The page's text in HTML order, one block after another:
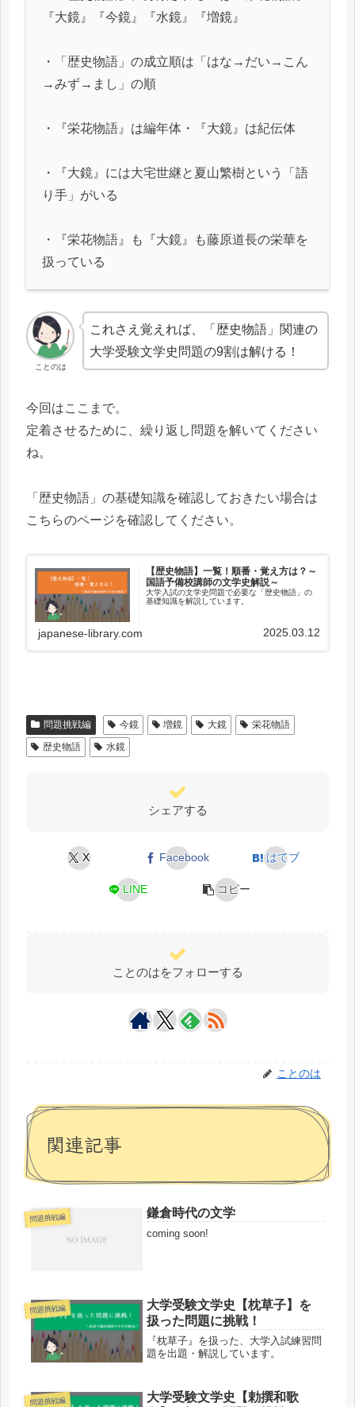
『大鏡』『今鏡』『水鏡』『増鏡』
・「歴史物語」の成立順は「はな→だい→こん
→みず→まし」の順
・『栄花物語』は編年体・『大鏡』は紀伝体
・『大鏡』には大宅世継と夏山繁樹という「語
り手」がいる
・『栄花物語』も『大鏡』も藤原道長の栄華を
扱っている
ことのは
これさえ覚えれば、「歴史物語」関連の
大学受験文学史問題の9割は解ける！
今回はここまで。
定着させるために、繰り返し問題を解いてください
ね。
「歴史物語」の基礎知識を確認しておきたい場合は
こちらのページを確認してください。
【歴史物語】一覧！順番・覚え方は？～
国語予備校講師の文学史解説～
大学入試の文学史問題で必要な「歴史物語」の
基礎知識を解説しています。
japanese-library.com 2025.03.12
問題挑戦編 今鏡 増鏡 大鏡
栄花物語
歴史物語
水鏡
シェアする
X Facebook はてブ
LINE コピー
ことのはをフォローする
ことのは
関連記事
問題挑戦編 鎌倉時代の文学
coming soon!
問題挑戦編
大学受験文学史【枕草子】を
扱った問題に挑戦！
『枕草子』を扱った、大学入試練習問
題を出題・解説しています。
問題挑戦編
大学受験文学史【勅撰和歌